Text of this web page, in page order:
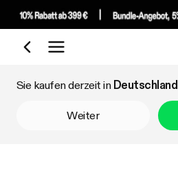
Nach Kategorie
Sie kaufen derzeit in Deutschland
Weiter